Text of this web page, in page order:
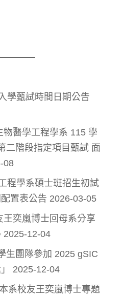
學甄試時間日期公告
物醫學工程學系 115 學
二階段指定項目甄試 面
08
程學系碩士班招生初試
置表公告 2026-03-05
奕嵐博士回母系分享
2025-12-04
生團隊參加 2025 gSIC
2025-12-04
系校友王奕嵐博士專題